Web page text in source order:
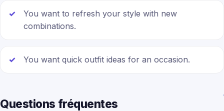
You want to refresh your style with new
combinations.
You want quick outfit ideas for an occasion.
Questions fréquentes